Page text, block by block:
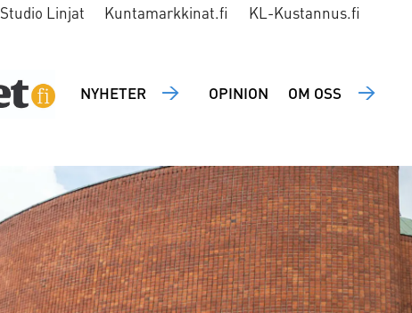
Studio Linjat Kuntamarkkinat.fi KL-Kustannus.fi
NYHETER OPINION OM OSS